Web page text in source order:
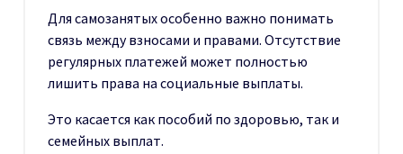
Для самозанятых особенно важно понимать
связь между взносами и правами. Отсутствие
регулярных платежей может полностью
лишить права на социальные выплаты.
Это касается как пособий по здоровью, так и
семейных выплат.